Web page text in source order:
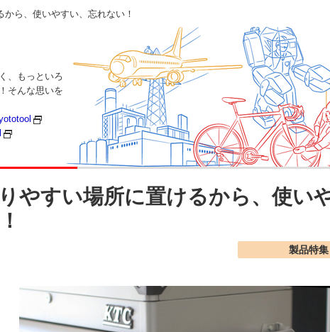
ら、使いやすい、忘れない！
、もっといろ
そんな思いを
やすい場所に置けるから、使い
製品特集